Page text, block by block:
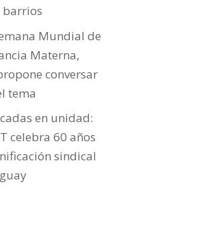
barrios
Mundial de
Materna,
conversar
tema
en unidad:
celebra 60 años
sindical